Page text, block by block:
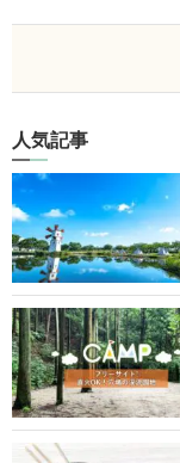
人気記事